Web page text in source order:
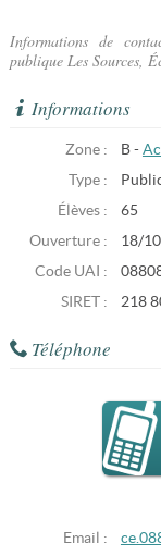
Informations de
publique Les Sources,
Informations
Zone : B -
Type :
Élèves :
65
Ouverture :
18/
Code UAI :
SIRET :
218
Téléphone
Email :